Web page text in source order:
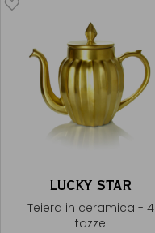
LUCKY STAR
Teiera in ceramica - 4
tazze